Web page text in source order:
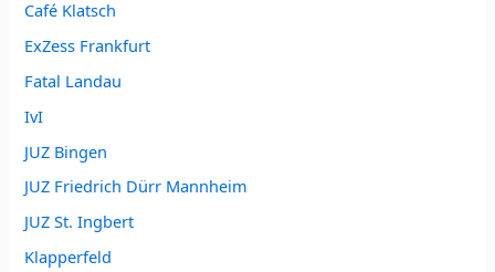
Café Klatsch
ExZess Frankfurt
Fatal Landau
IvI
JUZ Bingen
JUZ Friedrich Dürr Mannheim
JUZ St. Ingbert
Klapperfeld